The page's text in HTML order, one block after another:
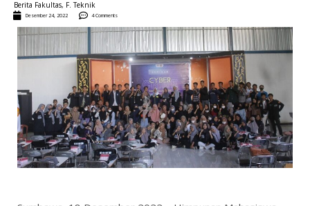
Desember 24, 2022 4 Comments